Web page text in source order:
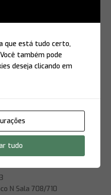
N Sala 708/710
que está tudo certo,
também pode
deseja clicando em
tudo